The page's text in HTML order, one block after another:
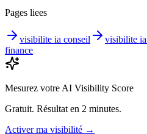
Pages liees
visibilite ia conseil visibilite
finance
Mesurez votre AI Visibility Score
Gratuit. Résultat en 2 minutes.
Activer ma visibilité →